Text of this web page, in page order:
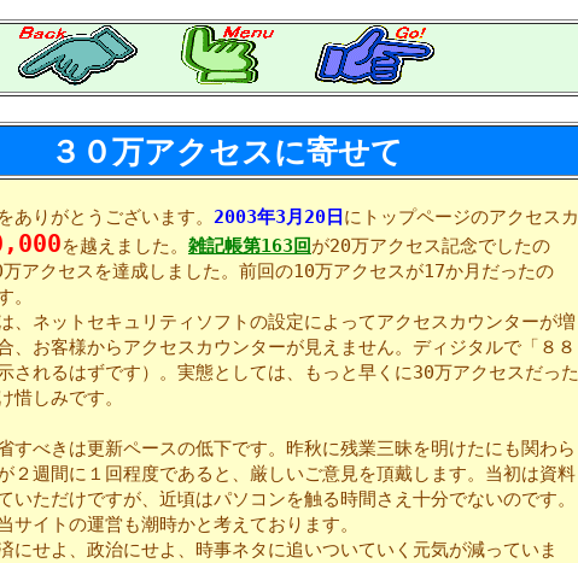
３０万アクセスに寄せて
りがとうございます。 2003年3月20日 にトップページのアクセスカ
を越えました。 雑記帳第163回が20万アクセス記念でしたの
アクセスを達成しました。前回の10万アクセスが17か月だったの
。
、ネットセキュリティソフトの設定によってアクセスカウンターが増
、お客様からアクセスカウンターが見えません。ディジタルで「８８
されるはずです）。実態としては、もっと早くに30万アクセスだった
惜しみです。
すべきは更新ペースの低下です。昨秋に残業三昧を明けたにも関わら
２週間に１回程度であると、厳しいご意見を頂戴します。当初は資料
いただけですが、近頃はパソコンを触る時間さえ十分でないのです。
サイトの運営も潮時かと考えております。
にせよ、政治にせよ、時事ネタに追いついていく元気が減っていま